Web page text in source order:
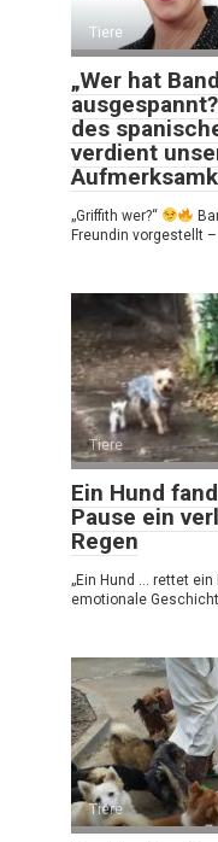
Tiere
„Wer hat
des
verdient
„Griffith wer?“
Freundin vorgestellt
Tiere
Ein Hund
Pause ein
Regen
„Ein Hund … rettet ein
emotionale
Tiere